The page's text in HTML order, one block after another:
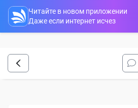
Читайте в новом приложении
Даже если интернет исчез